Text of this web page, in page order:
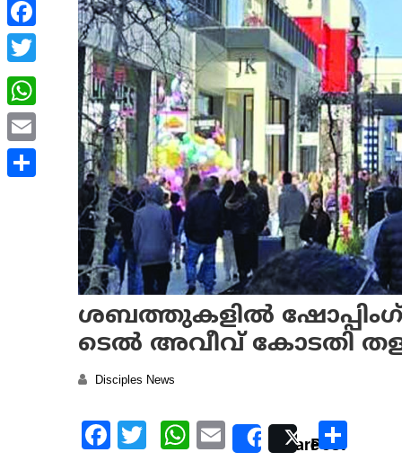
ശബത്തുകളില്‍ ഷോപ്പിംഗ്
ടെല്‍ അവീവ് കോടതി
Disciples News
Facebook
TwitterWhatsApp
EmailSharePost
Facebook
Twitter
WhatsApp
Email